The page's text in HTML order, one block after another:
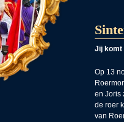
Jij komt
Op 13
en Joris
de roer
van